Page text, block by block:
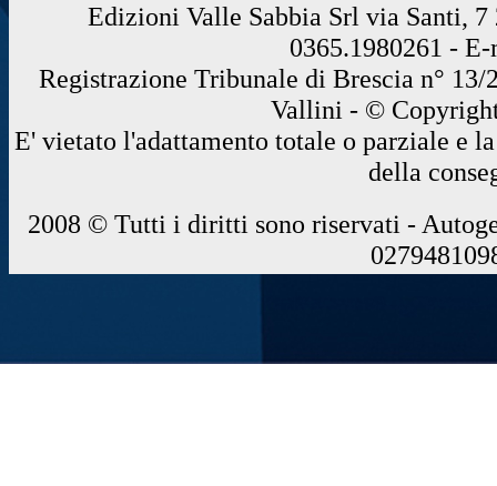
Edizioni Valle Sabbia Srl via Santi, 7
0365.1980261 -
Registrazione Tribunale di Brescia n°
Vallini - ©
E' vietato l'adattamento totale o parziale e
della
2008 © Tutti i diritti sono riservati -